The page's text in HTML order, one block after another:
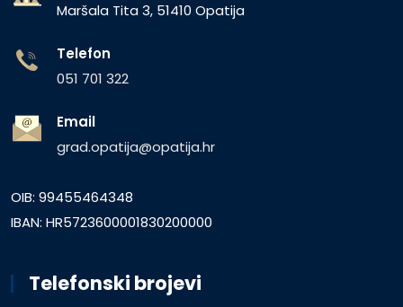
Maršala Tita 3, 51410 Opatija
Telefon
051 701 322
Email
grad.opatija@opatija.hr
OIB: 99455464348
IBAN: HR5723600001830200000
Telefonski brojevi